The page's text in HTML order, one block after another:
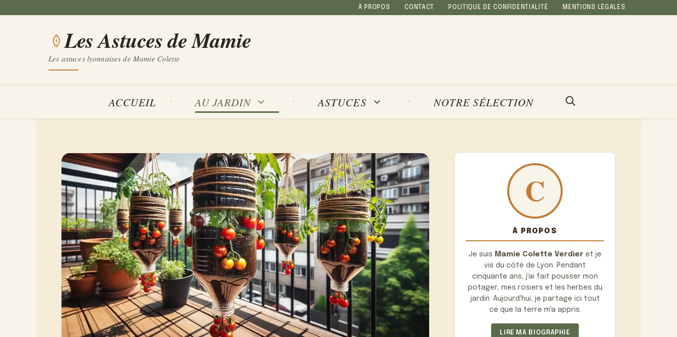
À PROPOS CONTACT POLITIQUE DE CONFIDENTIALITÉ MENTIONS LÉGALES
Les Astuces de Mamie
Les astuces lyonnaises de Mamie Colette
ACCUEIL AU JARDIN ASTUCES NOTRE SÉLECTION
À PROPOS
Je suis Mamie Colette Verdier et je
vis du côté de Lyon. Pendant
cinquante ans, j'ai fait pousser mon
potager, mes rosiers et les herbes du
jardin. Aujourd'hui, je partage ici tout
ce que la terre m'a appris.
LIRE MA BIOGRAPHIE